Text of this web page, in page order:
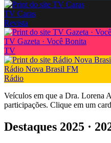
TV Caras
Revista
TV Gazeta · Você Bonita
TV
Rádio Nova Brasil FM
Rádio
Veículos em que a Dra. Lorena
participações. Clique em um
Destaques 2025 ·